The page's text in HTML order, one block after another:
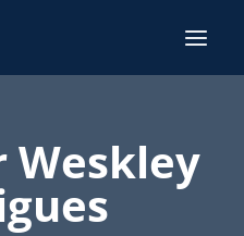
Weskley